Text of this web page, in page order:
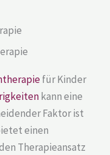
für Kinder
kann eine
Faktor ist
einen
Therapieansatz